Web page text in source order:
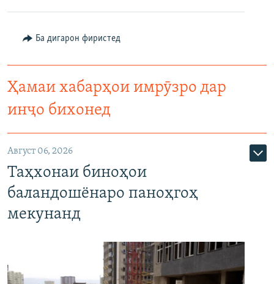
Ҳамаи сомонаҳои RFE/RL
Ба дигарон фиристед
Ҳамаи хабарҳои имрӯзро дар
инҷо бихонед
Август 06, 2026
Таҳхонаи биноҳои
баландошёнаро паноҳгоҳ
мекунанд